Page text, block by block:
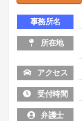
事務所名
所在地
アクセス
受付時間
弁護士